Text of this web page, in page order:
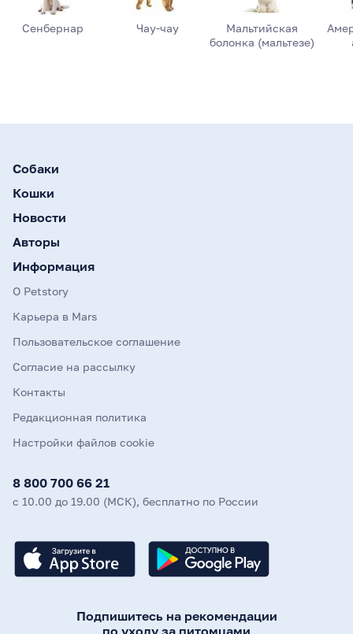
Сенбернар Чау-чау
Мальтийская
болонка (мальтезе)
Собаки
Кошки
Новости
Авторы
Информация
О Petstory
Карьера в Mars
Пользовательское соглашение
Согласие на рассылку
Контакты
Редакционная политика
Настройки файлов cookie
8 800 700 66 21
с 10.00 до 19.00 (МСК), бесплатно по России
Подпишитесь на рекомендации
по уходу за питомцами